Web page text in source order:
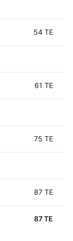
54 TE
61 TE
75 TE
87 TE
87 TE